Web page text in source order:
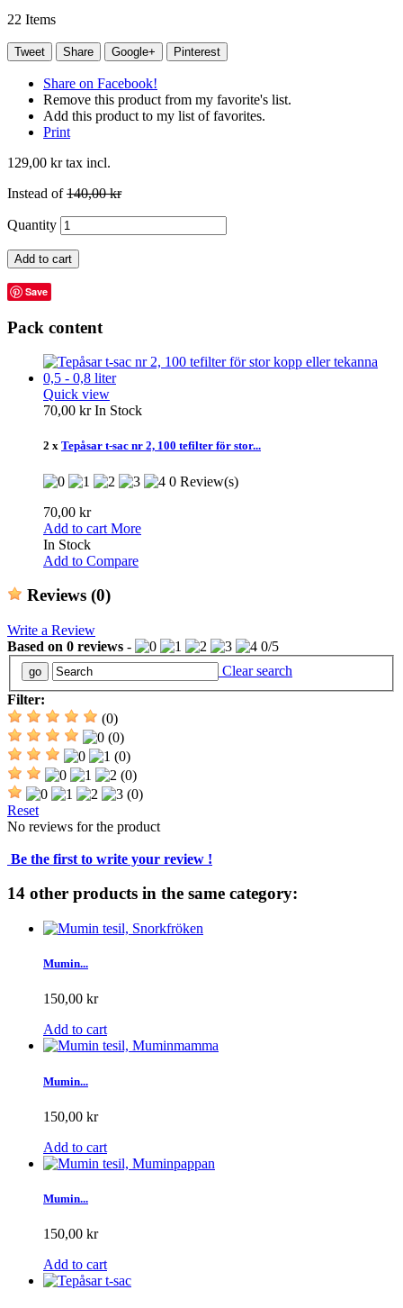
22 Items
Tweet Share Google+ Pinterest
Share on Facebook!
Remove this product from my favorite's list.
Add this product to my list of favorites.
Print
129,00 krtax incl.
Instead of140,00 kr
Quantity
Add to cart
Save
Pack content
Quick view
70,00 krIn Stock
2 x Tepåsar t-sac nr 2, 100 tefilter för stor...
0 Review(s)
70,00 kr
Add to cart More
In Stock
Add to Compare
Reviews (0)
Write a Review
Based on 0 reviews - 0/5
Clear search
Filter:
(0)
(0)
(0)
(0)
(0)
Reset
No reviews for the product
Be the first to write your review !
14 other products in the same category:
Mumin...
150,00 kr
Add to cart
Mumin...
150,00 kr
Add to cart
Mumin...
150,00 kr
Add to cart